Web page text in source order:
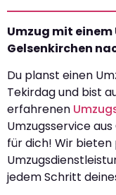
Umzug mit
Gelsenkirchen
Du planst einen
Tekirdag und bist
erfahrenen
Umzugsservice
für dich! Wir
jedem Schritt